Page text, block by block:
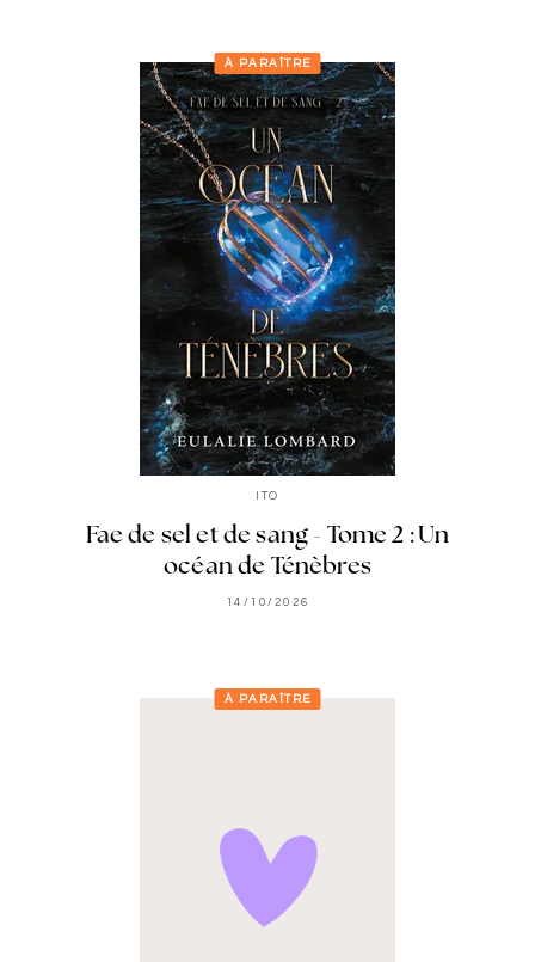
À PARAÎTRE
ITO
Fae de sel et de sang - Tome 2 : Un
océan de Ténèbres
14/10/2026
À PARAÎTRE